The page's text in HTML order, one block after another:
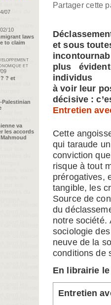
Partager cette
et sous
plus
individus
à voir leur
décisive :
Entretien
Cette
qui taraude
conviction
risque à tout
prérogatives,
tangible, les
Source de
du
notre société.
sociologie
neuve de la
conditions de
En librairie
Entretien
07
10
laws
to claim
et
? et
va
les accords